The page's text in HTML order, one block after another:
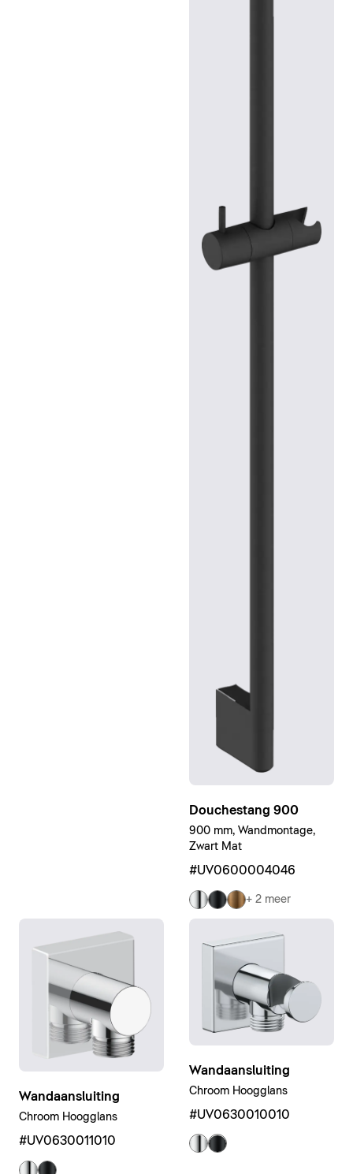
Douchestang 900
900 mm, Wandmontage,
Zwart Mat
#UV0600004046
+ 2 meer
Wandaansluiting
Chroom Hoogglans
#UV0630011010
Wandaansluiting
Chroom Hoogglans
#UV0630010010